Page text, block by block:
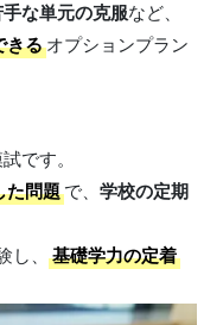
な単元の克服など、
きるオプションプラン
です。
た問題で、 学校の定期
、
基礎学力の定着